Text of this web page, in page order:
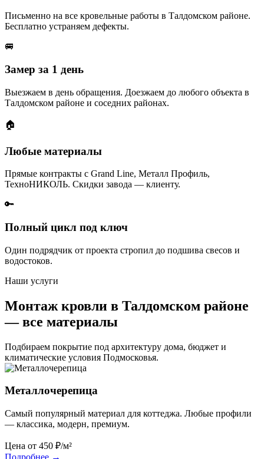
Письменно на все кровельные работы в Талдомском районе.
Бесплатно устраняем дефекты.
🚐
Замер за 1 день
Выезжаем в день обращения. Доезжаем до любого объекта в
Талдомском районе и соседних районах.
🏠
Любые материалы
Прямые контракты с Grand Line, Металл Профиль,
ТехноНИКОЛЬ. Скидки завода — клиенту.
🔑
Полный цикл под ключ
Один подрядчик от проекта стропил до подшива свесов и
водостоков.
Наши услуги
Монтаж кровли в Талдомском районе
— все материалы
Подбираем покрытие под архитектуру дома, бюджет и
климатические условия Подмосковья.
Металлочерепица
Самый популярный материал для коттеджа. Любые профили
— классика, модерн, премиум.
Цена от 450 ₽/м²
Подробнее →